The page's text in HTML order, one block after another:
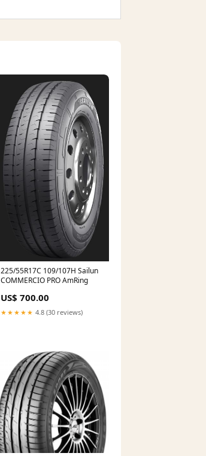
225/55R17C 109/107H Sailun
COMMERCIO PRO AmRing
US$ 700.00
★★★★★ 4.8 (30 reviews)